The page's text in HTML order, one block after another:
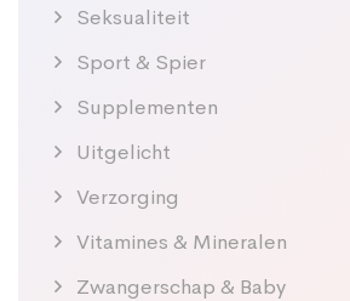
Seksualiteit
Sport & Spier
Supplementen
Uitgelicht
Verzorging
Vitamines & Mineralen
Zwangerschap & Baby